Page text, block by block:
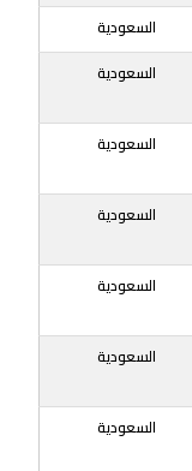
السعودية
السعودية
السعودية
السعودية
السعودية
السعودية
السعودية